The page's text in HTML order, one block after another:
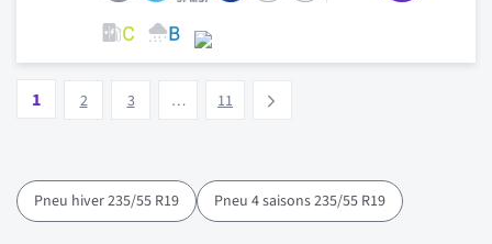
Vous lisez actuellement la page
1 2 3 … 11
Pneu hiver 235/55 R19 Pneu 4 saisons 235/55 R19